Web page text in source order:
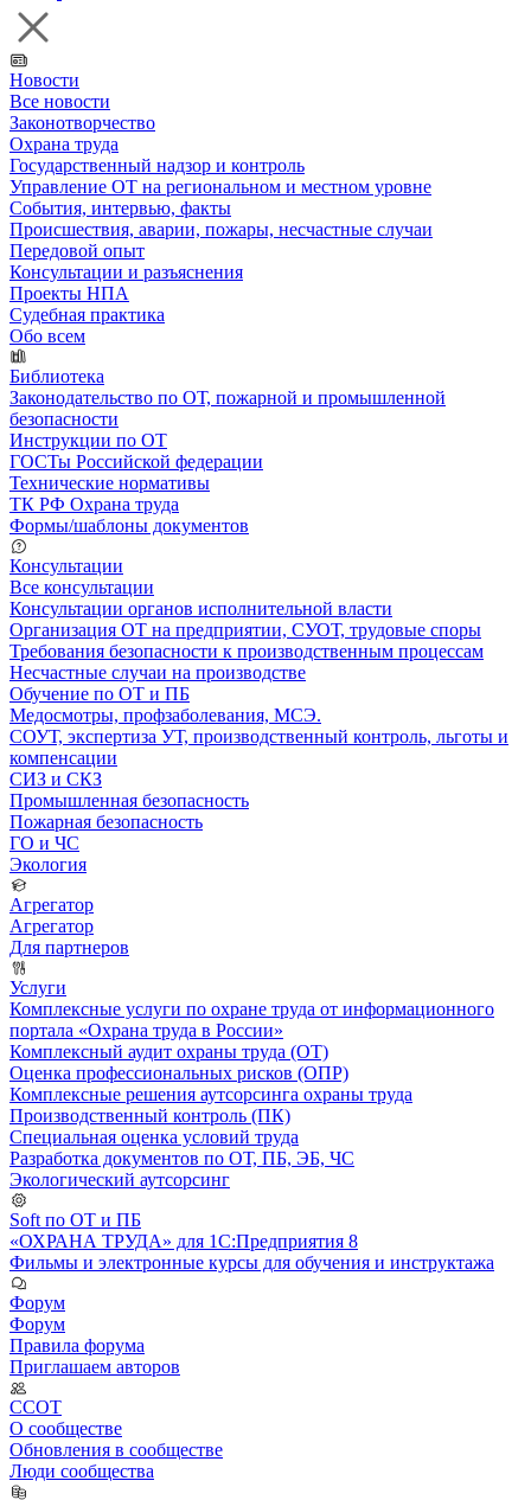
Новости
Все новости
Законотворчество
Охрана труда
Государственный надзор и контроль
Управление ОТ на региональном и местном уровне
События, интервью, факты
Происшествия, аварии, пожары, несчастные случаи
Передовой опыт
Консультации и разъяснения
Проекты НПА
Судебная практика
Обо всем
Библиотека
Законодательство по ОТ, пожарной и промышленной
безопасности
Инструкции по ОТ
ГОСТы Российской федерации
Технические нормативы
ТК РФ Охрана труда
Формы/шаблоны документов
Консультации
Все консультации
Консультации органов исполнительной власти
Организация ОТ на предприятии, СУОТ, трудовые споры
Требования безопасности к производственным процессам
Несчастные случаи на производстве
Обучение по ОТ и ПБ
Медосмотры, профзаболевания, МСЭ.
СОУТ, экспертиза УТ, производственный контроль, льготы и
компенсации
СИЗ и СКЗ
Промышленная безопасность
Пожарная безопасность
ГО и ЧС
Экология
Агрегатор
Агрегатор
Для партнеров
Услуги
Комплексные услуги по охране труда от информационного
портала «Охрана труда в России»
Комплексный аудит охраны труда (ОТ)
Оценка профессиональных рисков (ОПР)
Комплексные решения аутсорсинга охраны труда
Производственный контроль (ПК)
Специальная оценка условий труда
Разработка документов по ОТ, ПБ, ЭБ, ЧС
Экологический аутсорсинг
Soft по ОТ и ПБ
«ОХРАНА ТРУДА» для 1С:Предприятия 8
Фильмы и электронные курсы для обучения и инструктажа
Форум
Форум
Правила форума
Приглашаем авторов
ССОТ
О сообществе
Обновления в сообществе
Люди сообщества